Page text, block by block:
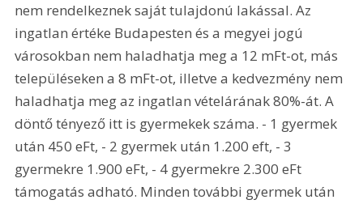
nem rendelkeznek saját tulajdonú lakással. Az
ingatlan értéke Budapesten és a megyei jogú
városokban nem haladhatja meg a 12 mFt-ot, más
településeken a 8 mFt-ot, illetve a kedvezmény nem
haladhatja meg az ingatlan vételárának 80%-át. A
döntő tényező itt is gyermekek száma. - 1 gyermek
után 450 eFt, - 2 gyermek után 1.200 eft, - 3
gyermekre 1.900 eFt, - 4 gyermekre 2.300 eFt
támogatás adható. Minden további gyermek után